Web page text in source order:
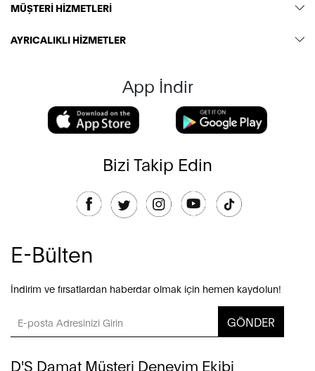
MÜŞTERİ HİZMETLERİ
AYRICALIKLI HİZMETLER
App İndir
Bizi Takip Edin
E-Bülten
İndirim ve fırsatlardan haberdar olmak için hemen kaydolun!
GÖNDER
D'S Damat Müşteri Deneyim Ekibi